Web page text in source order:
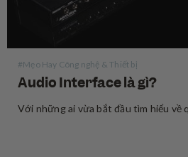
#Mẹo Hay Công nghệ & Thiết bị
Audio Interface là gì?